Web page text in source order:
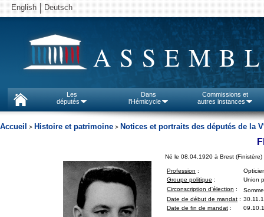
English Deutsch
Les
députés
Dans
l'Hémicycle
Commissions et
autres instances
Accueil > Histoire et patrimoine > Notices et portraits des députés de la V
Né le 08.04.1920 à Brest (Finistère)
Profession :
Groupe politique :
Union
Circonscription d'élection :
Date de début de mandat :
Date de fin de mandat :